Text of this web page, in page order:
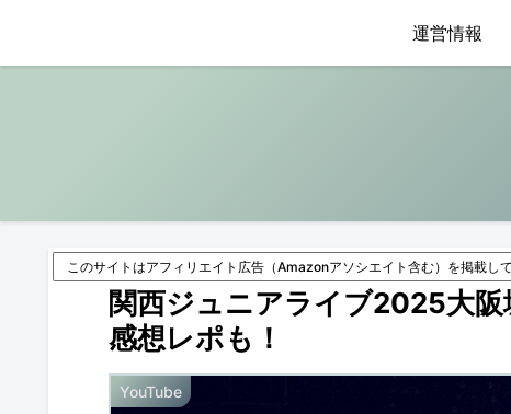
運営情報
このサイトはアフィリエイト広告（Amazonアソシエイト含む）を掲載して
関西ジュニアライブ2025大阪
感想レポも！
YouTube